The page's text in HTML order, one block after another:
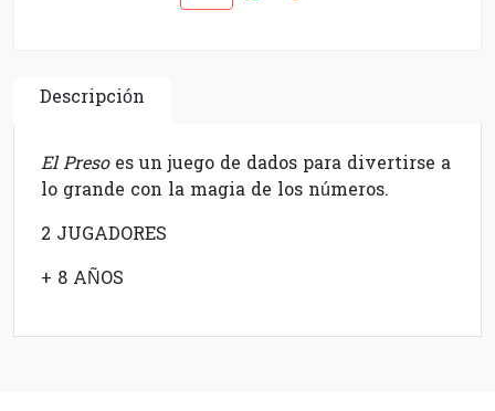
Descripción
El Presoes un juego de dados para divertirse a
lo grande con la magia de los números.
2 JUGADORES
+ 8 AÑOS